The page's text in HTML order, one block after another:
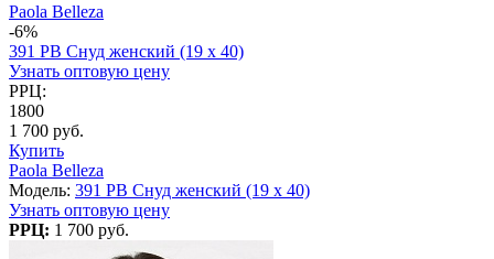
Paola Belleza
-6%
391 PB Снуд женский (19 x 40)
Узнать оптовую цену
РРЦ:
1800
1 700 руб.
Купить
Paola Belleza
Модель: 391 PB Снуд женский (19 x 40)
Узнать оптовую цену
РРЦ: 1 700 руб.